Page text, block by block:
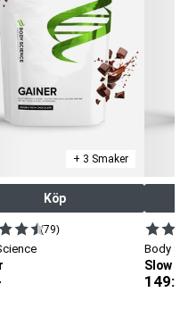
+ 3 Smaker
Köp
(79)
Body
Slow
149